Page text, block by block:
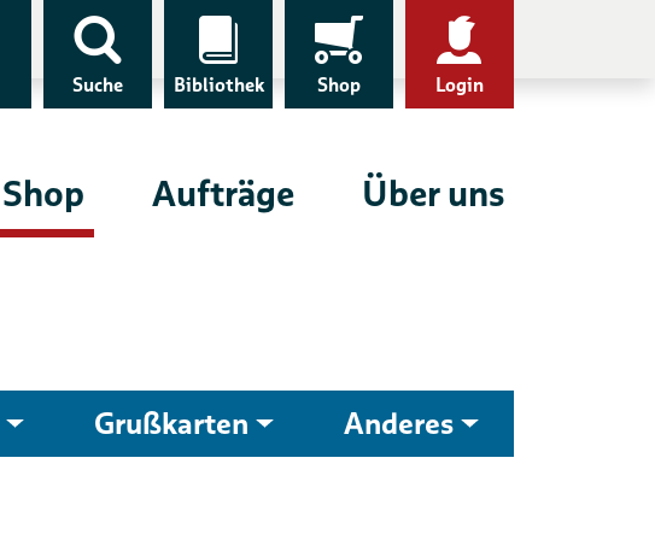
Suche Bibliothek Shop Login
Shop Aufträge Über uns
Grußkarten Anderes